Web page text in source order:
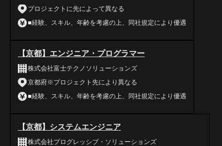
プロジェクトに先によって異なる
■経験、スキル、年齢を考慮の上、同社規定により優遇
【京都】エンジニア・プログラマー
株式会社富士テクノソリューションズ
京都府※プロジェクト先により異なる
■経験、スキル、年齢を考慮の上、同社規定により優遇
【京都】システムエンジニア
株式会社プログレッシブ・ソリューションズ